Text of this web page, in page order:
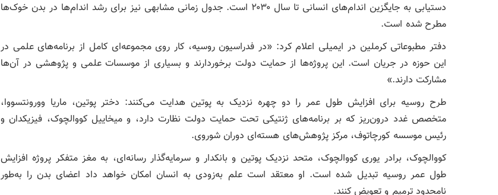
دستیابی به جایگزین اندام‌های انسانی تا سال ۲۰۳۰ است. جدول زمانی مشابهی نیز برای رشد اندام‌ها در بدن خوک‌ها
مطرح شده است.
دفتر مطبوعاتی کرملین در ایمیلی اعلام کرد: «در فدراسیون روسیه، کار روی مجموعه‌ای کامل از برنامه‌های علمی در
این حوزه در جریان است. این پروژه‌ها از حمایت دولت برخوردارند و بسیاری از موسسات علمی و پژوهشی در آن‌ها
مشارکت دارند.»
طرح روسیه برای افزایش طول عمر را دو چهره نزدیک به پوتین هدایت می‌کنند: دختر پوتین، ماریا وورونتسووا،
متخصص غدد درون‌ریز که بر برنامه‌های ژنتیکی تحت حمایت دولت نظارت دارد، و میخاییل کووالچوک، فیزیکدان و
رئیس موسسه کورچاتوف، مرکز پژوهش‌های هسته‌ای دوران شوروی.
کووالچوک، برادر یوری کووالچوک، متحد نزدیک پوتین و بانکدار و سرمایه‌گذار رسانه‌ای، به مغز متفکر پروژه افزایش
طول عمر روسیه تبدیل شده است. او معتقد است علم به‌زودی به انسان‌ امکان خواهد داد اعضای بدن را به‌طور
نامحدود ترمیم و تعویض کنند.